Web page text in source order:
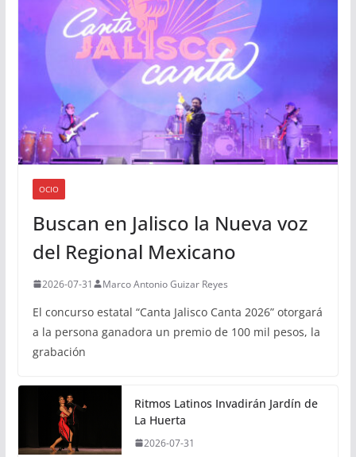
OCIO
Buscan en Jalisco la Nueva voz
del Regional Mexicano
2026-07-31 Marco Antonio Guizar Reyes
El concurso estatal “Canta Jalisco Canta 2026” otorgará
a la persona ganadora un premio de 100 mil pesos, la
grabación
Ritmos Latinos Invadirán Jardín de
La Huerta
2026-07-31